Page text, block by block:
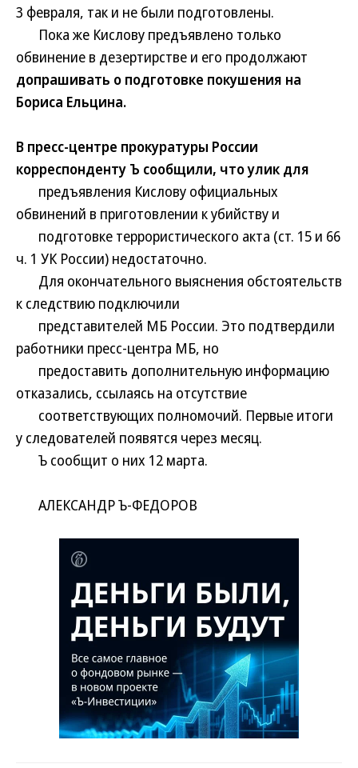
3 февраля, так и не были подготовлены.
Пока же Кислову предъявлено только
обвинение в дезертирстве и его продолжают
допрашивать о подготовке покушения на
Бориса Ельцина.
В пресс-центре прокуратуры России
корреспонденту Ъ сообщили, что улик для
предъявления Кислову официальных
обвинений в приготовлении к убийству и
подготовке террористического акта (ст. 15 и 66
ч. 1 УК России) недостаточно.
Для окончательного выяснения обстоятельств
к следствию подключили
представителей МБ России. Это подтвердили
работники пресс-центра МБ, но
предоставить дополнительную информацию
отказались, ссылаясь на отсутствие
соответствующих полномочий. Первые итоги
у следователей появятся через месяц.
Ъ сообщит о них 12 марта.
АЛЕКСАНДР Ъ-ФЕДОРОВ